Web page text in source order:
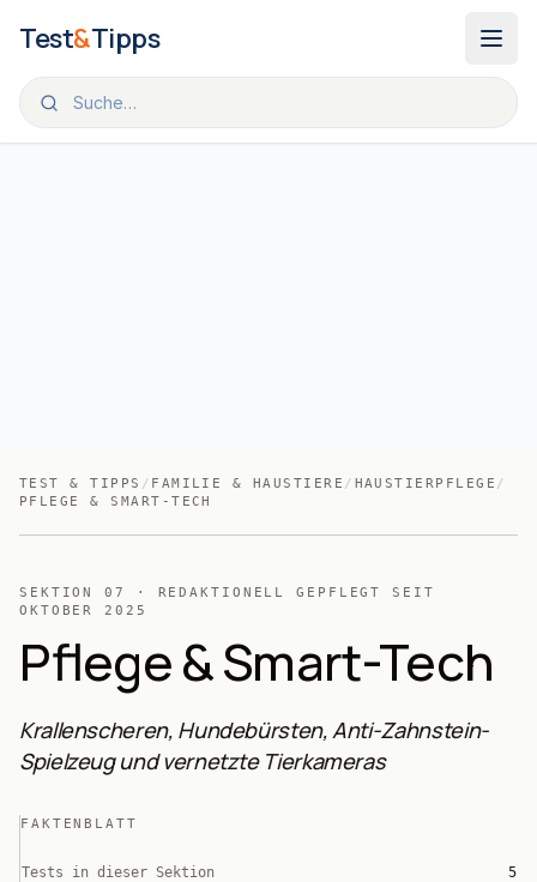
Test&Tipps
TEST & TIPPS / FAMILIE & HAUSTIERE / HAUSTIERPFLEGE /
PFLEGE & SMART-TECH
SEKTION07
· REDAKTIONELL GEPFLEGT SEIT
OKTOBER 2025
Pflege & Smart-Tech
Krallenscheren, Hundebürsten, Anti-Zahnstein-
Spielzeug und vernetzte Tierkameras
FAKTENBLATT
Tests in dieser Sektion 5